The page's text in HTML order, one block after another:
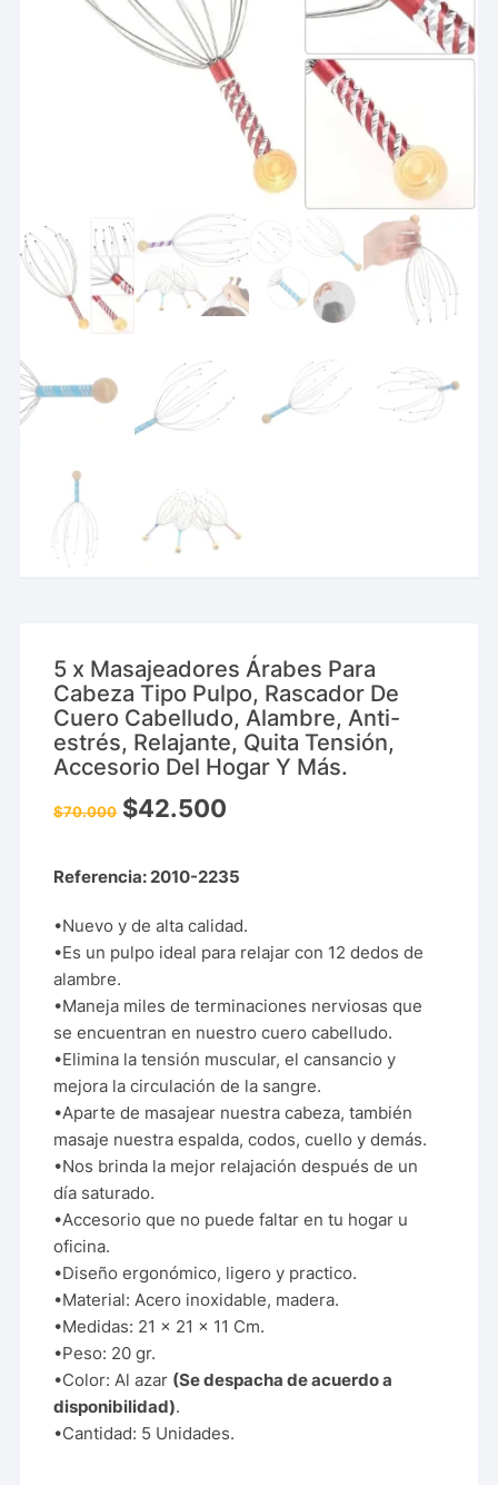
5 x Masajeadores Árabes Para
Cabeza Tipo Pulpo, Rascador De
Cuero Cabelludo, Alambre, Anti-
estrés, Relajante, Quita Tensión,
Accesorio Del Hogar Y Más.
$70.000 $42.500
Referencia: 2010-2235
•Nuevo y de alta calidad.
•Es un pulpo ideal para relajar con 12 dedos de
alambre.
•Maneja miles de terminaciones nerviosas que
se encuentran en nuestro cuero cabelludo.
•Elimina la tensión muscular, el cansancio y
mejora la circulación de la sangre.
•Aparte de masajear nuestra cabeza, también
masaje nuestra espalda, codos, cuello y demás.
•Nos brinda la mejor relajación después de un
día saturado.
•Accesorio que no puede faltar en tu hogar u
oficina.
•Diseño ergonómico, ligero y practico.
•Material: Acero inoxidable, madera.
•Medidas: 21 x 21 x 11 Cm.
•Peso: 20 gr.
•Color: Al azar (Se despacha de acuerdo a
disponibilidad).
•Cantidad: 5 Unidades.